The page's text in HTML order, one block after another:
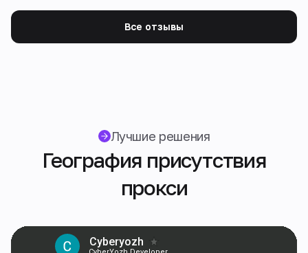
Все отзывы
Лучшие решения
География присутствия
прокси